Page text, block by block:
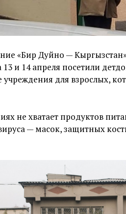
«Бир Дуйно —
и 14 апреля посетили
учреждения для взрослых,
не хватает продуктов
— масок, защитных